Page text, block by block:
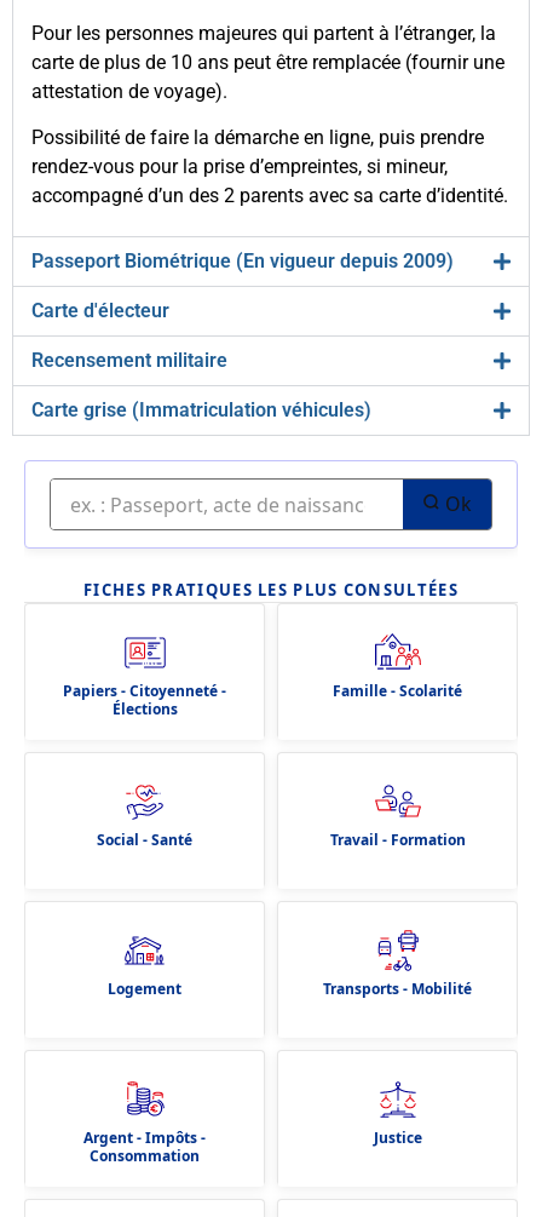
Pour les personnes majeures qui partent à l’étranger, la
carte de plus de 10 ans peut être remplacée (fournir une
attestation de voyage).
Possibilité de faire la démarche en ligne, puis prendre
rendez-vous pour la prise d’empreintes, si mineur,
accompagné d’un des 2 parents avec sa carte d’identité.
Passeport Biométrique (En vigueur depuis 2009)
Carte d'électeur
Recensement militaire
Carte grise (Immatriculation véhicules)
Ok
FICHES PRATIQUES LES PLUS CONSULTÉES
Papiers - Citoyenneté -
Élections
Famille - Scolarité
Social - Santé Travail - Formation
Logement Transports - Mobilité
Argent - Impôts -
Consommation
Justice